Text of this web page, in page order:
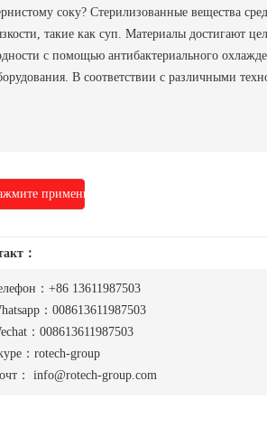
соку? Стерилизованные вещества
такие как суп. Материалы достигают
с помощью антибактериального
В соответствии с различными
применить
：
：+86 13611987503
：008613611987503
：008613611987503
：rotech-group
： info@rotech-group.com